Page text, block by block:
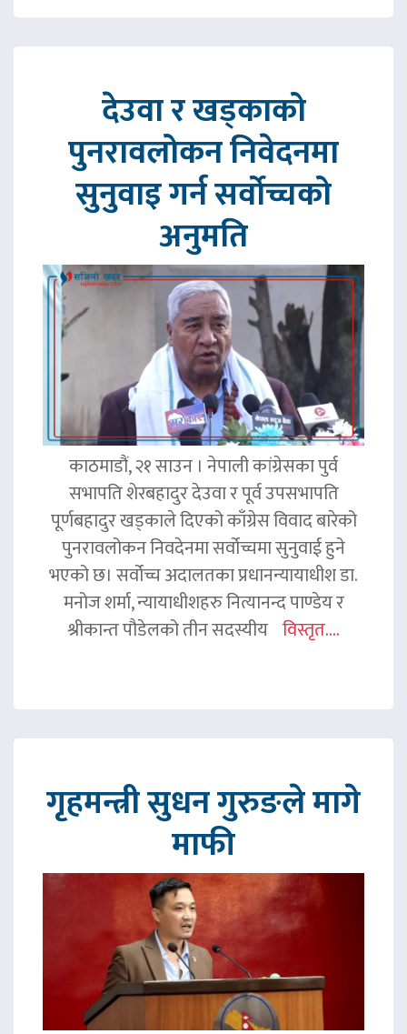
देउवा र खड्काको
पुनरावलोकन निवेदनमा
सुनुवाइ गर्न सर्वोच्चको
अनुमति
काठमाडौं, २१ साउन । नेपाली कांग्रेसका पुर्व
सभापति शेरबहादुर देउवा र पूर्व उपसभापति
पूर्णबहादुर खड्काले दिएको काँग्रेस विवाद बारेको
पुनरावलोकन निवदेनमा सर्वोच्चमा सुनुवाई हुने
भएको छ। सर्वोच्च अदालतका प्रधानन्यायाधीश डा.
मनोज शर्मा, न्यायाधीशहरु नित्यानन्द पाण्डेय र
श्रीकान्त पौडेलको तीन सदस्यीय विस्तृत....
गृहमन्त्री सुधन गुरुङले मागे
माफी